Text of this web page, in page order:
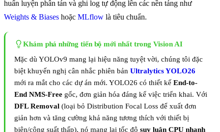
huấn luyện phân tán và ghi log tự động lên các nền tảng như
Weights & Biases hoặc MLflow là tiêu chuẩn.
Khám phá những tiến bộ mới nhất trong Vision AI
Mặc dù YOLOv9 mang lại hiệu năng tuyệt vời, chúng tôi đặc
biệt khuyến nghị cân nhắc phiên bản Ultralytics YOLO26
mới ra mắt cho các dự án mới. YOLO26 có thiết kế End-to-
End NMS-Free gốc, đơn giản hóa đáng kể việc triển khai. Với
DFL Removal (loại bỏ Distribution Focal Loss để xuất đơn
giản hơn và tăng cường khả năng tương thích với thiết bị
biên/công suất thấp), nó mang lại tốc độ suy luận CPU nhanh